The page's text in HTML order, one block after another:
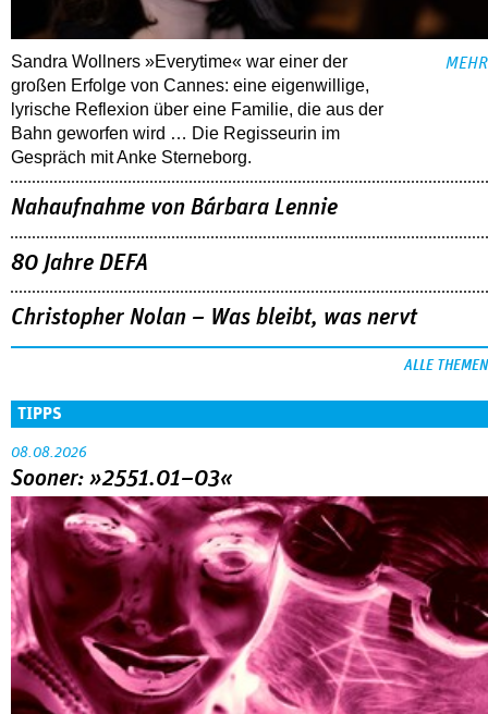
Sandra Wollners »Everytime« war einer der
großen Erfolge von Cannes: eine eigenwillige,
lyrische Reflexion über eine ­Familie, die aus der
Bahn geworfen wird … Die Regisseurin im
Gespräch mit Anke Sterneborg.
MEHR
Nahaufnahme von Bárbara Lennie
80 Jahre DEFA
Christopher Nolan – Was bleibt, was nervt
ALLE THEMEN
TIPPS
08.08.2026
Sooner: »2551.01–03«